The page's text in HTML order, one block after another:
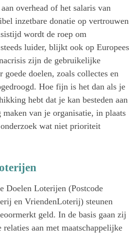
overhead of het salaris van
inzetbare donatie op vertrouwen
wordt de roep om
luider, blijkt ook op Europees
zijn de gebruikelijke
goede doelen, zoals collectes en
Hoe fijn is het dan als je
hebt dat je kan besteden aan
maken van je organisatie, in plaats
wat niet prioriteit
Doelen Loterijen (Postcode
en VriendenLoterij) steunen
geld. In de basis gaan zij
aan met maatschappelijke